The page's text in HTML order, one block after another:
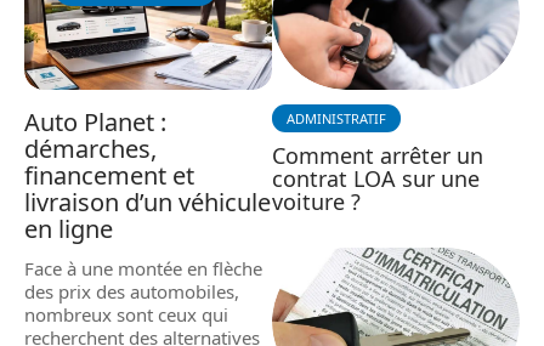
Auto Planet :
démarches,
financement et
livraison d’un véhicule
en ligne
Face à une montée en flèche
des prix des automobiles,
nombreux sont ceux qui
recherchent des alternatives
ADMINISTRATIF
Comment arrêter un
contrat LOA sur une
voiture ?